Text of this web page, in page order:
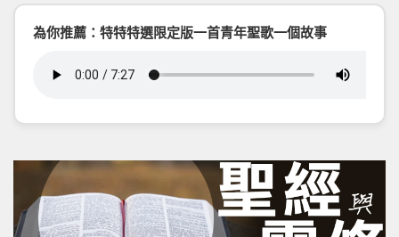
為你推薦：特特特選限定版一首青年聖歌一個故事